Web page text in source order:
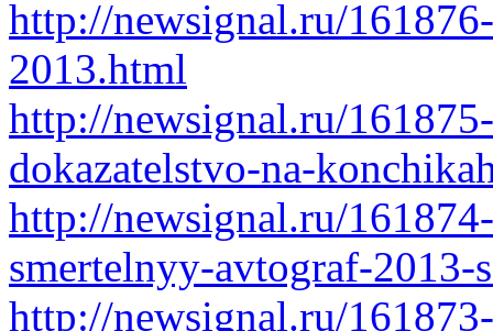
http://newsignal.ru/
2013.html
http://newsignal.ru/
dokazatelstvo-na-
http://newsignal.ru/
smertelnyy-avtograf-2013-
http://newsignal.ru/